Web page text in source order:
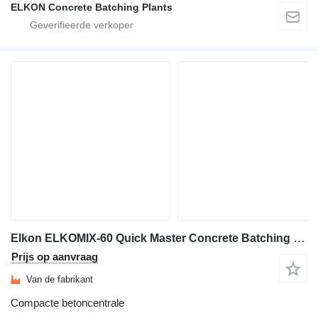
ELKON Concrete Batching Plants
Elkon ELKOMIX-60 Quick Master Concrete Batching Plant
Prijs op aanvraag
Van de fabrikant
Compacte betoncentrale